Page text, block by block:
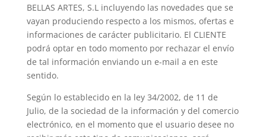
BELLAS ARTES, S.L incluyendo las novedades que se
vayan produciendo respecto a los mismos, ofertas e
informaciones de carácter publicitario. El CLIENTE
podrá optar en todo momento por rechazar el envío
de tal información enviando un e-mail a en este
sentido.
Según lo establecido en la ley 34/2002, de 11 de
Julio, de la sociedad de la información y del comercio
electrónico, en el momento que el usuario desee no